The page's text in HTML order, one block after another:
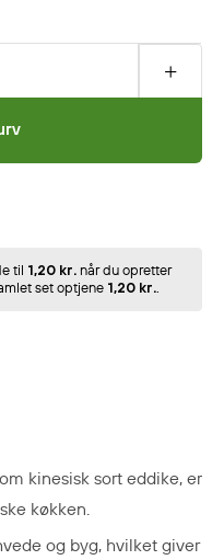
til 1,20 kr. når du opretter
set optjene 1,20 kr..
kinesisk sort eddike, er
køkken.
og byg, hvilket giver